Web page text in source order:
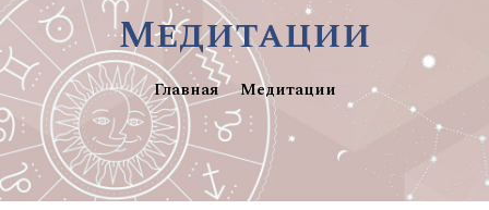
Медитации
Главная Медитации